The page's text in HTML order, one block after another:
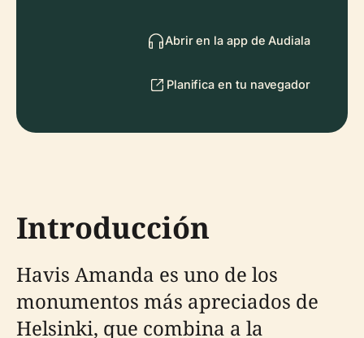
Abrir en la app de Audiala
Planifica en tu navegador
Introducción
Havis Amanda es uno de los
monumentos más apreciados de
Helsinki, que combina a la